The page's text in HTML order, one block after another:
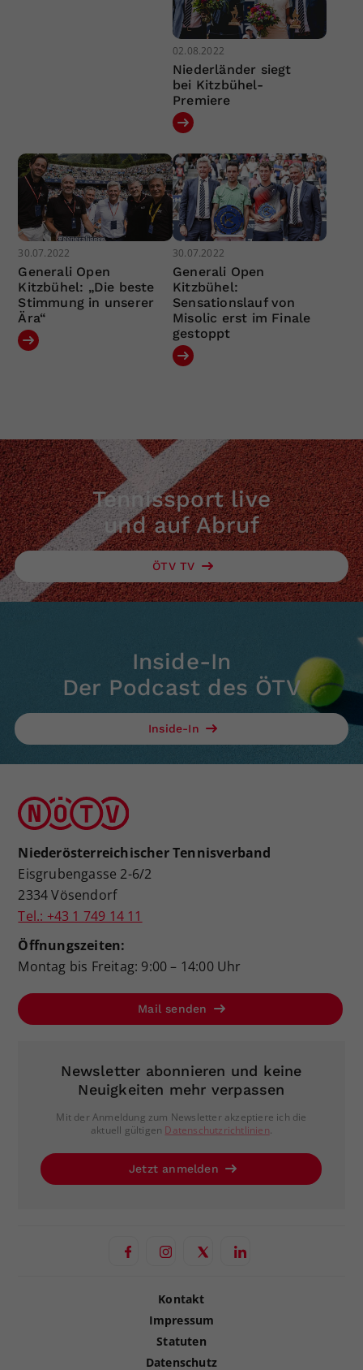
02.08.2022
Niederländer siegt
bei Kitzbühel-
Premiere
30.07.2022
Generali Open
Kitzbühel: „Die beste
Stimmung in unserer
Ära“
30.07.2022
Generali Open
Kitzbühel:
Sensationslauf von
Misolic erst im Finale
gestoppt
Tennissport live
und auf Abruf
ÖTV TV
Inside-In
Der Podcast des ÖTV
Inside-In
Niederösterreichischer Tennisverband
Eisgrubengasse 2-6/2
2334 Vösendorf
Tel.: +43 1 749 14 11
Öffnungszeiten:
Montag bis Freitag: 9:00 – 14:00 Uhr
Mail senden
Newsletter abonnieren und keine
Neuigkeiten mehr verpassen
Mit der Anmeldung zum Newsletter akzeptiere ich die
aktuell gültigen Datenschutzrichtlinien.
Jetzt anmelden
Kontakt
Impressum
Statuten
Datenschutz